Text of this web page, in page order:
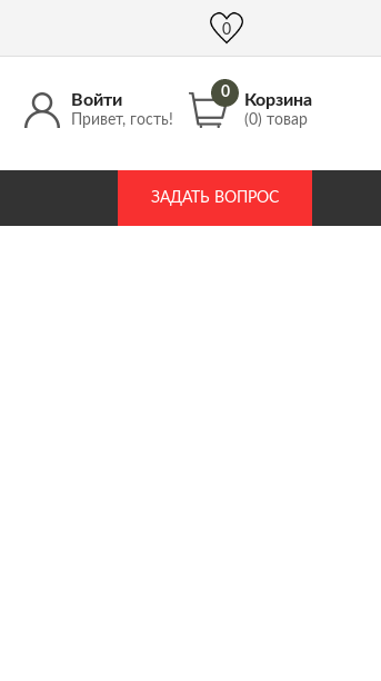
info@DrozdPcp.ru
Войти
Привет, гость!
0 Корзина
(0) товар
ЗАДАТЬ ВОПРОС
0